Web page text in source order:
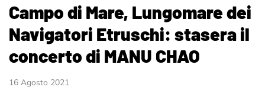
Campo di Mare, Lungomare dei
Navigatori Etruschi: stasera il
concerto di MANU CHAO
16 Agosto 2021